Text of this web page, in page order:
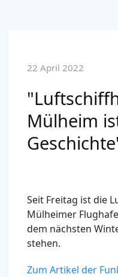
22 April 2022
Mülheim
Seit Freitag ist die
Mülheimer
dem nächsten
stehen.
Zum Artikel der